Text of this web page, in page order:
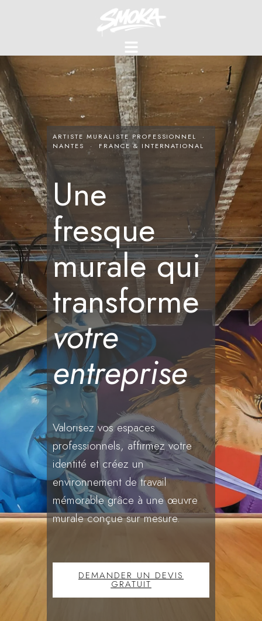
ARTISTE MURALISTE PROFESSIONNEL ·
NANTES · FRANCE & INTERNATIONAL
Une
fresque
murale qui
transforme
votre
entreprise
Valorisez vos espaces
professionnels, affirmez votre
identité et créez un
environnement de travail
mémorable grâce à une œuvre
murale conçue sur mesure.
DEMANDER UN DEVIS
GRATUIT